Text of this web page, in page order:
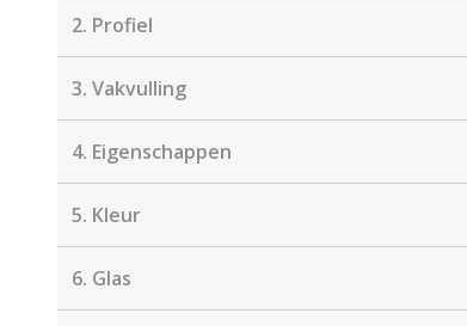
2. Profiel
3. Vakvulling
4. Eigenschappen
5. Kleur
6. Glas